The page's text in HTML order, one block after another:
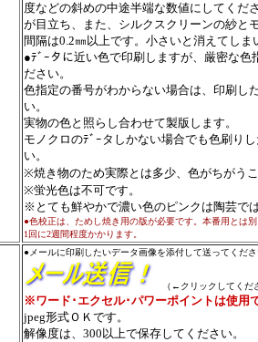
度などの斜めの中途半端な数値にしてくだ
が目立ち、また、シルクスクリーンの紗と
間隔は0.2㎜以上です。小さいと消えてしま
●ﾃﾞｰタに近い色で印刷しますが、厳密な色
ださい。
色指定の番号がわからない場合は、印刷し
い。
実物の色と照らし合わせて製版します。
モノクロのﾃﾞｰタしかない場合でも色刷り
い。
※焼き物のため実際とは多少、色がちがうこ
※蛍光色は不可です。
※とても鮮やかで濃い色のピンクは陶芸で
●色校正は、ためし焼き用の版が必要です。本番用とは
1回に2週間程度かかります。
●メールに印刷したいデータ画像を添付して送ってくださ
（←クリックしてくだ
※ワード･エクセル･パワーポイントは使用
jpeg形式ＯＫです。
解像度は、300以上で保存してください。